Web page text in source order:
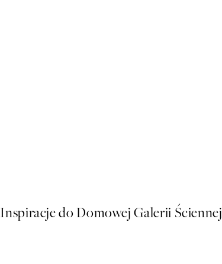
Inspiracje do Domowej Galerii Ściennej